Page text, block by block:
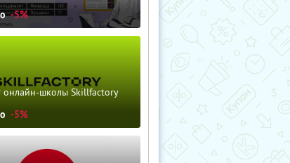
-5%
онлайн-школы Skillfactory
-5%